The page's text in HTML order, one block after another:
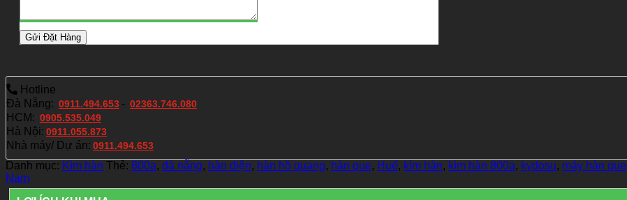
Hotline
Đà Nẵng: 0911.494.653 - 02363.746.080
HCM: 0905.535.049
Hà Nội: 0911.055.873
Nhà máy/ Dự án: 0911.494.653
Danh mục: Kìm hàn Thẻ: 800a, đà nẵng, hàn điện, hàn hồ quang, hàn que, Huế, kìm hàn, kìm hàn 800a, kydosu, máy hàn que
Nam